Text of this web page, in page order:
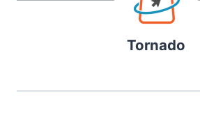
Tornado